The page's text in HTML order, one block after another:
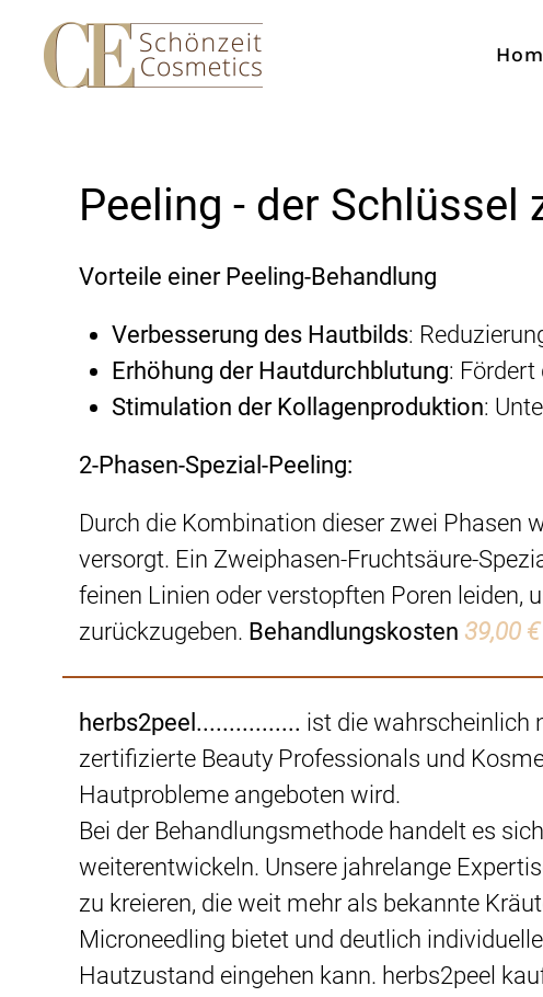
Skip to main content
Peeling - der
Vorteile einer Peeling-Behandlung
Verbesserung des Hautbilds:
Erhöhung der Hautdurchblutung: Fördert
Stimulation der Kollagenproduktion:
2-Phasen-Spezial-Peeling:
Durch die Kombination dieser zwei
versorgt. Ein Zweiphasen-Fruchtsäure-
feinen Linien oder verstopften Poren leiden,
zurückzugeben. Behandlungskosten 39,00 €
herbs2peel................ ist die wahrscheinlich
zertifizierte Beauty Professionals und
Hautprobleme angeboten wird.
Bei der Behandlungsmethode handelt es
weiterentwickeln. Unsere jahrelange
zu kreieren, die weit mehr als bekannte
Microneedling bietet und deutlich
Hautzustand eingehen kann. herbs2peel